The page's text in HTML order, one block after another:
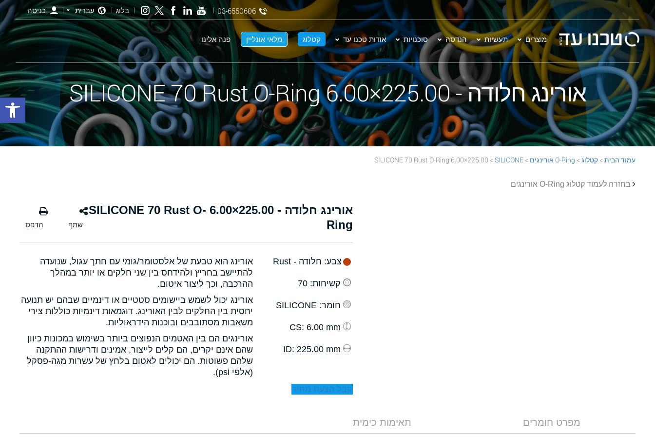
מוצרים תעשיות הנדסה סוכנויות אודות טכנו עד קטלוג מלאי אונליין פנה אלינו
03-6550606 בלוג עברית כניסה
אורינג חלודה - 225.00×6.00 SILICONE 70 Rust O-Ring
עמוד הבית >קטלוג > O-Ring אורינגים >
SILICONE
> 225.00×6.00 SILICONE 70 Rust O-Ring
בחזרה לעמוד קטלוג O-Ring אורינגים
אורינג חלודה - 225.00×6.00 SILICONE 70 Rust O-
Ring
אורינג הוא טבעת של אלסטומר/גומי עם חתך עגול, שנועדה
להתיישב בחריץ ולהידחס בין שני חלקים או יותר במהלך
ההרכבה, וכך ליצור איטום.
אורינג יכול לשמש ביישומים סטטיים או דינמיים שבהם יש תנועה
יחסית בין החלקים לבין האורינג. דוגמאות דינמיות כוללות צירי
משאבות מסתובבים ובוכנות הידראוליות.
אורינגים הם בין האטמים הנפוצים ביותר בשימוש במכונות כיוון
שהם אינם יקרים, הם קלים לייצור, אמינים ודרישות ההתקנה
שלהם פשוטות. הם יכולים לאטום בלחץ של עשרות מגה-פסקל
(אלפי psi).
צבע: חלודה - Rust
קשיחות: 70
חומר: SILICONE
: 6.00 mm
: 225.00 mm
קבל הצעת מחיר
מפרט חומרים תאימות כימית
פתח